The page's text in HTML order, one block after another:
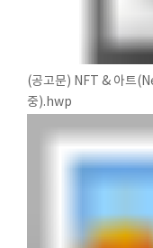
(공고문) NFT & 아트
중).hwp